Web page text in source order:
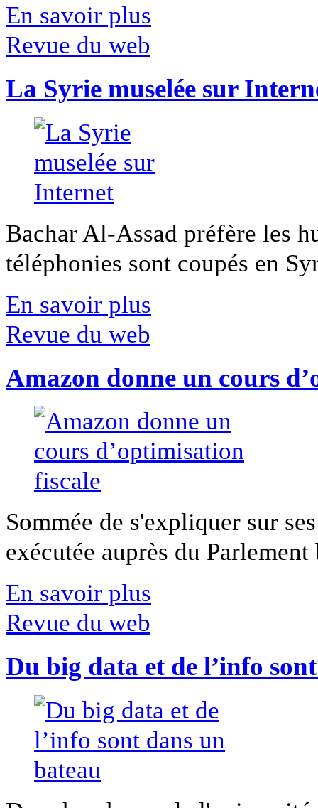
En savoir plus
Revue du web
La Syrie muselée sur
Bachar Al-Assad préfère les
téléphonies sont coupés en
En savoir plus
Revue du web
Amazon donne un cours
Sommée de s'expliquer sur
exécutée auprès du
En savoir plus
Revue du web
Du big data et de l’info